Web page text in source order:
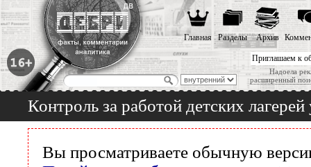
Приглашаем к
Надоела
расширенный
Главная Разделы Архив
Контроль за работой детских
Вы просматриваете обычную